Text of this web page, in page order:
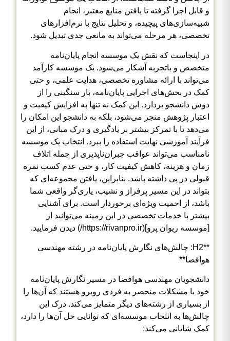
و قابل اجرا گرفته تا یافتن منابع معتبر، انجام
شبیه‌سازی‌های پیچیده، و تحلیل نتایج با نرم‌افزارهای
تخصصی، هر مرحله می‌تواند به مانعی جدی تبدیل شود.
در اینجاست که نقش یک موسسه انجام پایان‌نامه
متخصص و باتجربه آشکار می‌شود. یک موسسه کارآمد
می‌تواند با ارائه مشاوره تخصصی، هدایت علمی، و حتی
کمک در بخش‌های اجرایی پایان‌نامه، بار سنگینی را از
دوش دانشجو بردارد. این کمک نه تنها به افزایش کیفیت و
اعتبار پژوهش منجر می‌شود، بلکه به دانشجو این امکان را
می‌دهد تا با تمرکز بیشتر بر یادگیری و درک مبانی، از این
فرآیند آموزشی نهایت استفاده را ببرد. انتخاب یک موسسه
نامناسب می‌تواند عواقب جبران‌ناپذیری از جمله اتلاف
زمان و هزینه، کاهش کیفیت کار، و حتی عدم کسب نمره
قبولی در پی داشته باشد. بنابراین، یافتن مجموعه‌ای که
بتواند در این مسیر پرفراز و نشیب، یاری‌گر واقعی شما
باشد، از احمیت ویژه‌ای برخوردار است. برای آشنایی
بیشتر با خدمات تخصصی در این زمینه می‌توانید از
[موسسه ریوان پرو](https://rivanpro.ir/) دیدن فرمایید.
**H2: چالش‌های نگارش پایان‌نامه در رشته مهندسی
هوافضا**
دانشجویان مهندسی هوافضا در مسیر نگارش پایان‌نامه
خود با مشکلات منحصر به فردی روبرو هستند که آن‌ها را
از بسیاری از رشته‌های دیگر متمایز می‌کند. درک این
چالش‌ها به انتخاب موسسه‌ای که توانایی حل آن‌ها را دارد،
کمک شایانی می‌کند: